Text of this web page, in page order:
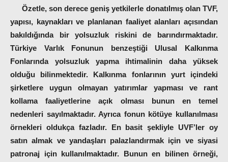
Özetle, son derece geniş yetkilerle donatılmış olan TVF,
yapısı, kaynakları ve planlanan faaliyet alanları açısından
bakıldığında bir yolsuzluk riskini de barındırmaktadır.
Türkiye Varlık Fonunun benzeştiği Ulusal Kalkınma
Fonlarında yolsuzluk yapma ihtimalinin daha yüksek
olduğu bilinmektedir. Kalkınma fonlarının yurt içindeki
şirketlere uygun olmayan yatırımlar yapması ve rant
kollama faaliyetlerine açık olması bunun en temel
nedenleri sayılmaktadır. Ayrıca fonun kötüye kullanılması
örnekleri oldukça fazladır. En basit şekliyle UVF’ler oy
satın almak ve yandaşları palazlandırmak için ve siyasi
patronaj için kullanılmaktadır. Bunun en bilinen örneği,